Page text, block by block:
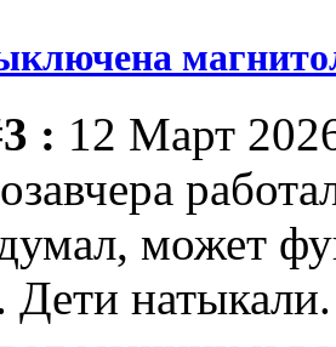
: 12 Март
может
Дети натыкали.